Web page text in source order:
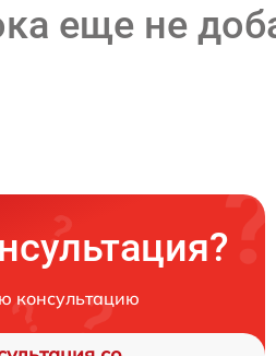
еще не
консультацию